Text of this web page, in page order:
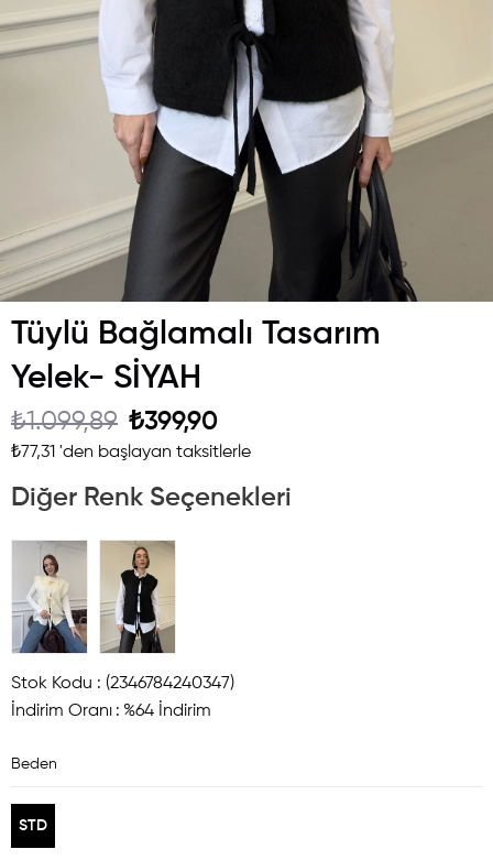
Tüylü Bağlamalı Tasarım
Yelek- SİYAH
₺1.099,89 ₺399,90
₺77,31 'den başlayan taksitlerle
Diğer Renk Seçenekleri
Stok Kodu
(2346784240347)
İndirim Oranı : %64 İndirim
Beden
STD